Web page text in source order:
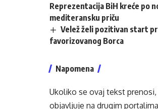
Reprezentacija BiH kreće po
mediteransku priču
Velež želi pozitivan start
favorizovanog Borca
Napomena
Ukoliko se ovaj tekst
objavljuje na drugim